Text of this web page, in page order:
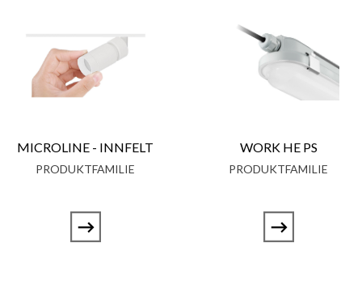
MICROLINE - INNFELT
PRODUKTFAMILIE
WORK HE PS
PRODUKTFAMILIE